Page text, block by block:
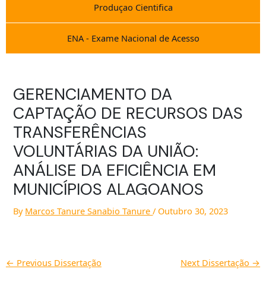
Produçao Cientifica
ENA - Exame Nacional de Acesso
GERENCIAMENTO DA
CAPTAÇÃO DE RECURSOS DAS
TRANSFERÊNCIAS
VOLUNTÁRIAS DA UNIÃO:
ANÁLISE DA EFICIÊNCIA EM
MUNICÍPIOS ALAGOANOS
By Marcos Tanure Sanabio Tanure/ Outubro 30, 2023
← Previous Dissertação Next Dissertação →